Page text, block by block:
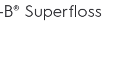
Superfloss